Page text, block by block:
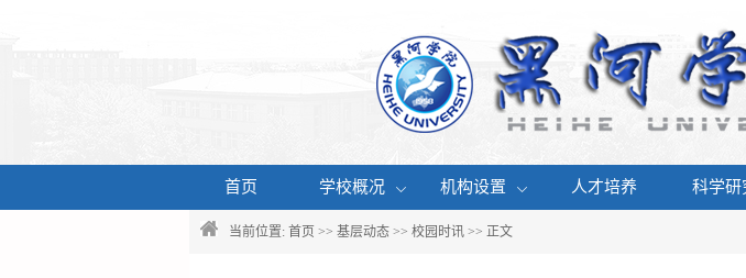
首页 学校概况 机构设置 人才培养 科学研
当前位置: 首页 >> 基层动态 >> 校园时讯 >> 正文